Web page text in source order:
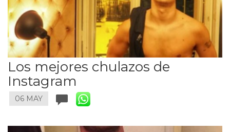
Los mejores chulazos de
Instagram
06 MAY